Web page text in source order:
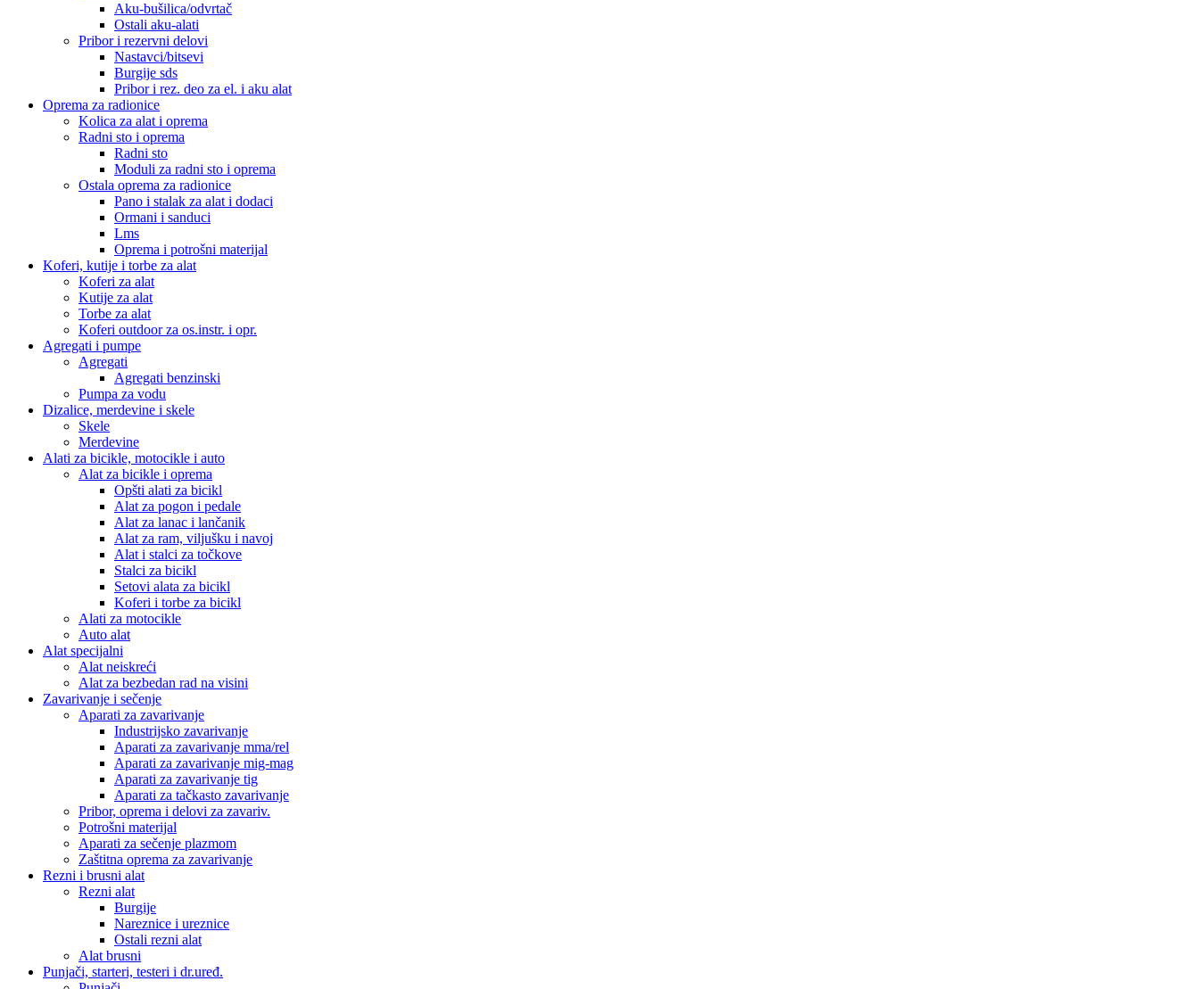
Aku-bušilica/odvrtač
Ostali aku-alati
Pribor i rezervni delovi
Nastavci/bitsevi
Burgije sds
Pribor i rez. deo za el. i aku alat
Oprema za radionice
Kolica za alat i oprema
Radni sto i oprema
Radni sto
Moduli za radni sto i oprema
Ostala oprema za radionice
Pano i stalak za alat i dodaci
Ormani i sanduci
Lms
Oprema i potrošni materijal
Koferi, kutije i torbe za alat
Koferi za alat
Kutije za alat
Torbe za alat
Koferi outdoor za os.instr. i opr.
Agregati i pumpe
Agregati
Agregati benzinski
Pumpa za vodu
Dizalice, merdevine i skele
Skele
Merdevine
Alati za bicikle, motocikle i auto
Alat za bicikle i oprema
Opšti alati za bicikl
Alat za pogon i pedale
Alat za lanac i lančanik
Alat za ram, viljušku i navoj
Alat i stalci za točkove
Stalci za bicikl
Setovi alata za bicikl
Koferi i torbe za bicikl
Alati za motocikle
Auto alat
Alat specijalni
Alat neiskreći
Alat za bezbedan rad na visini
Zavarivanje i sečenje
Aparati za zavarivanje
Industrijsko zavarivanje
Aparati za zavarivanje mma/rel
Aparati za zavarivanje mig-mag
Aparati za zavarivanje tig
Aparati za tačkasto zavarivanje
Pribor, oprema i delovi za zavariv.
Potrošni materijal
Aparati za sečenje plazmom
Zaštitna oprema za zavarivanje
Rezni i brusni alat
Rezni alat
Burgije
Nareznice i ureznice
Ostali rezni alat
Alat brusni
Punjači, starteri, testeri i dr.uređ.